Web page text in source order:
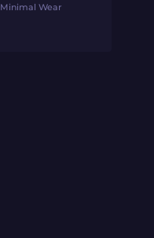
Minimal Wear